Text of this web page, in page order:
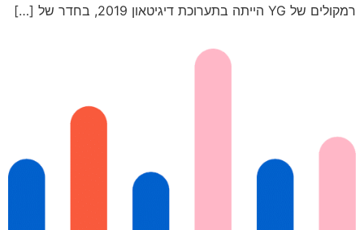
רמקולים של YG הייתה בתערוכת דיגיטאון 2019, בחדר של […]